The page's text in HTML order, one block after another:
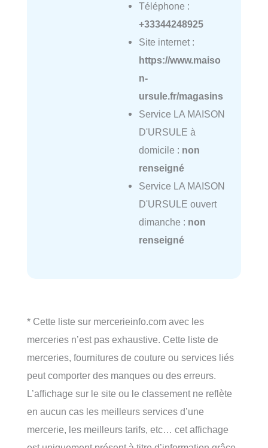
Téléphone :
+33344248925
Site internet :
https://www.maiso
n-
ursule.fr/magasins
Service LA MAISON
D'URSULE à
domicile : non
renseigné
Service LA MAISON
D'URSULE ouvert
dimanche : non
renseigné
* Cette liste sur mercerieinfo.com avec les
merceries n’est pas exhaustive. Cette liste de
merceries, fournitures de couture ou services liés
peut comporter des manques ou des erreurs.
L’affichage sur le site ou le classement ne reflète
en aucun cas les meilleurs services d’une
mercerie, les meilleurs tarifs, etc… cet affichage